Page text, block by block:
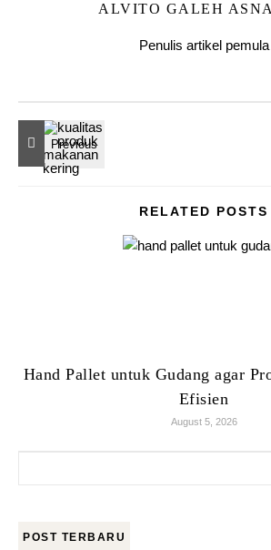
ALVITO GALEH
Penulis artikel pemula
RELATED POSTS
Hand Pallet untuk Gudang agar
Efisien
August 5, 2026
POST TERBARU